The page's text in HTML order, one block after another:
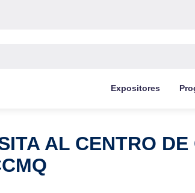
Expositores
AL CENTRO DE